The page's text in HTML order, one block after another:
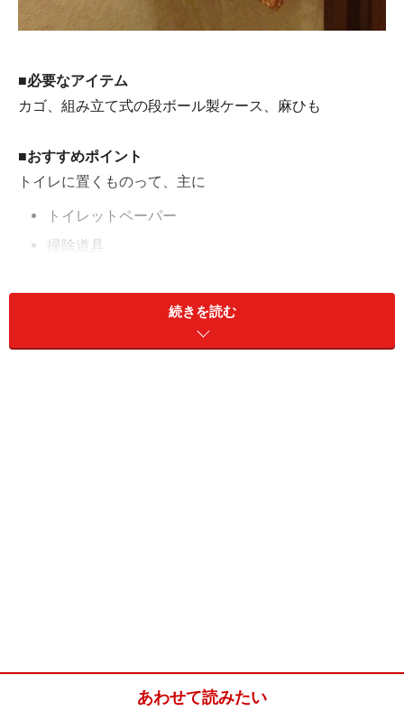
■必要なアイテム
カゴ、組み立て式の段ボール製ケース、麻ひも
■おすすめポイント
トイレに置くものって、主に
トイレットペーパー
掃除道具
どれも、目立つ所にどさっと置いておきたくはない。
置きたかったので
同じく100円ショップで購入したカゴを、麻ひもでつる
続きを読む
あわせて読みたい